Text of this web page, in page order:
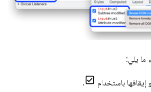
ما يلي:
إيقافها باستخدام
.